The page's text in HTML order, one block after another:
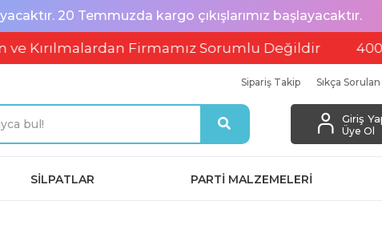
20 Temmuzda kargo çıkışlarımız başlayacaktır.
Firmamız Sorumlu Değildir 4000TL
Sipariş Takip Sıkça
Giriş
Üye Ol
SİLPATLAR PARTİ MALZEMELERİ